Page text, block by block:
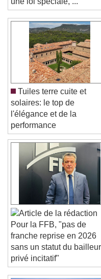
Color
Text
Color
Caption
Color
Font Size
Text Edge
Font Family
Reset
Done
Close Modal
End of dialog
une loi spéciale, ...
Tuiles terre cuite et
solaires: le top de
l'élégance et de la
performance
Pour la FFB, "pas de
franche reprise en 2026
sans un statut du bailleur
privé incitatif"